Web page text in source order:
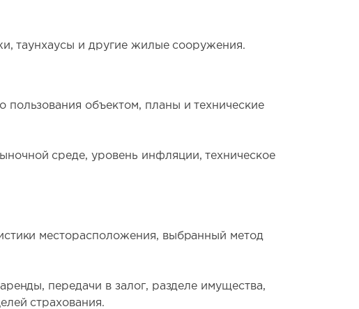
таунхаусы и другие жилые сооружения.
объектом, планы и технические
среде, уровень инфляции, техническое
месторасположения, выбранный метод
передачи в залог, разделе имущества,
страхования.